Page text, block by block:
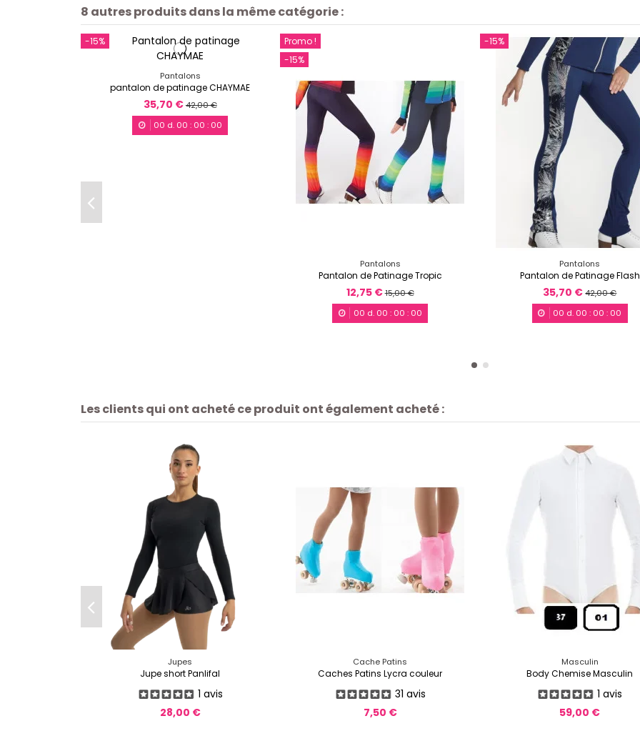
8 autres produits dans la même catégorie :
-15%
Pantalons
pantalon de patinage CHAYMAE
35,70 €42,00 €
00 d. 00 : 00 : 00
Promo !
-15%
Pantalons
Pantalon de Patinage Tropic
12,75 €15,00 €
00 d. 00 : 00 : 00
-15%
Pantalons
Pantalon de Patinage Flash
35,70 €42,00 €
00 d. 00 : 00 : 00
Les clients qui ont acheté ce produit ont également acheté :
Jupes
Jupe short Panlifal
1 avis
28,00 €
Cache Patins
Caches Patins Lycra couleur
31 avis
7,50 €
Masculin
Body Chemise Masculin
1 avis
59,00 €